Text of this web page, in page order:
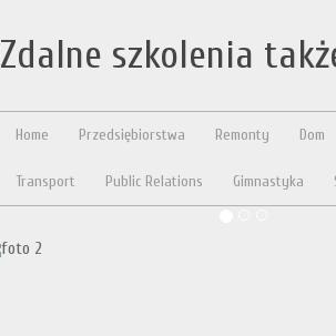
Zdalne szkolenia
Home Przedsiębiorstwa Remonty Dom
Transport Public Relations Gimnastyka